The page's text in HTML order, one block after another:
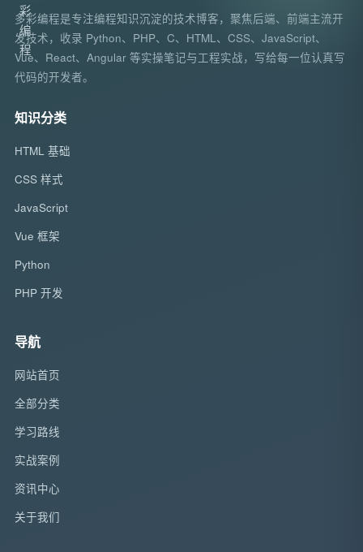
多彩编程是专注编程知识沉淀的技术博客，聚焦后端、前端主流开
发技术，收录 Python、PHP、C、HTML、CSS、JavaScript、
Vue、React、Angular 等实操笔记与工程实战，写给每一位认真写
代码的开发者。
知识分类
HTML 基础
CSS 样式
JavaScript
Vue 框架
Python
PHP 开发
导航
网站首页
全部分类
学习路线
实战案例
资讯中心
关于我们